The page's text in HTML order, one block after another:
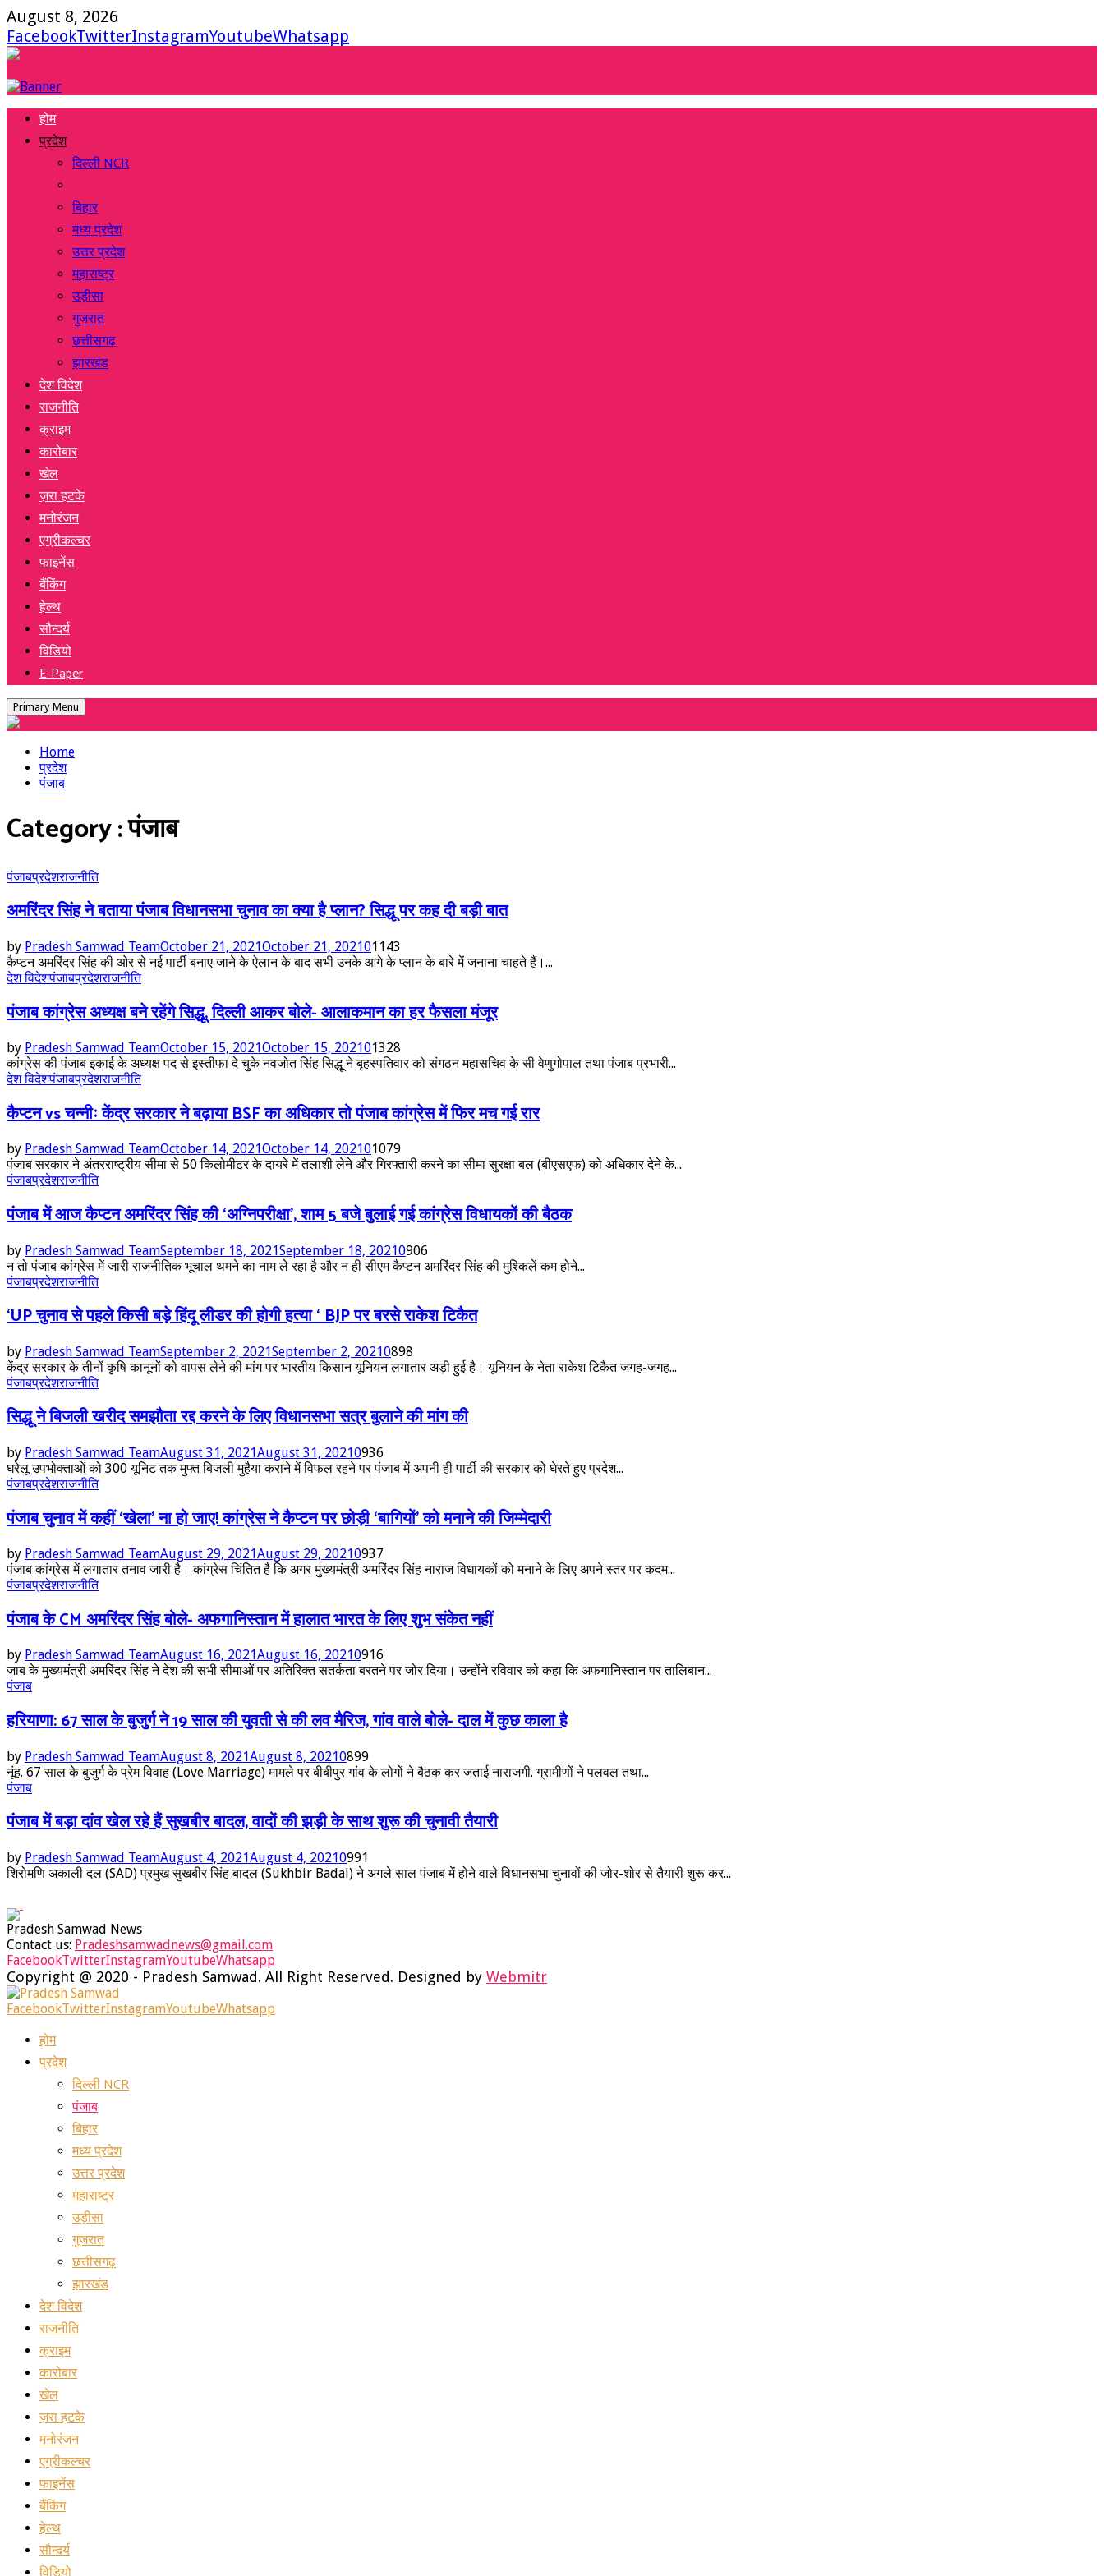
August 8, 2026
FacebookTwitterInstagramYoutubeWhatsapp
होम
प्रदेश
दिल्ली NCR
बिहार
मध्य प्रदेश
उत्तर प्रदेश
महाराष्ट्र
उड़ीसा
गुजरात
छत्तीसगढ़
झारखंड
देश विदेश
राजनीति
क्राइम
कारोबार
खेल
ज़रा हटके
मनोरंजन
एग्रीकल्चर
फाइनेंस
बैंकिंग
हेल्थ
सौन्दर्य
विडियो
E-Paper
Primary Menu
Home
प्रदेश
पंजाब
Category : पंजाब
पंजाबप्रदेशराजनीति
अमरिंदर सिंह ने बताया पंजाब विधानसभा चुनाव का क्या है प्लान? सिद्धू पर कह दी बड़ी बात
by Pradesh Samwad TeamOctober 21, 2021October 21, 202101143
कैप्टन अमरिंदर सिंह की ओर से नई पार्टी बनाए जाने के ऐलान के बाद सभी उनके आगे के प्लान के बारे में जनाना चाहते हैं।...
देश विदेशपंजाबप्रदेशराजनीति
पंजाब कांग्रेस अध्‍यक्ष बने रहेंगे सिद्धू, दिल्‍ली आकर बोले- आलाकमान का हर फैसला मंजूर
by Pradesh Samwad TeamOctober 15, 2021 October 15, 2021 01328
कांग्रेस की पंजाब इकाई के अध्यक्ष पद से इस्तीफा दे चुके नवजोत सिंह सिद्धू ने बृहस्पतिवार को संगठन महासचिव के सी वेणुगोपाल तथा पंजाब प्रभारी...
देश विदेशपंजाबप्रदेशराजनीति
कैप्टन vs चन्नीः केंद्र सरकार ने बढ़ाया BSF का अधिकार तो पंजाब कांग्रेस में फिर मच गई रार
by Pradesh Samwad TeamOctober 14, 2021 October 14, 2021 01079
पंजाब सरकार ने अंतरराष्ट्रीय सीमा से 50 किलोमीटर के दायरे में तलाशी लेने और गिरफ्तारी करने का सीमा सुरक्षा बल (बीएसएफ) को अधिकार देने के...
पंजाबप्रदेशराजनीति
पंजाब में आज कैप्टन अमरिंदर सिंह की ‘अग्निपरीक्षा’, शाम 5 बजे बुलाई गई कांग्रेस विधायकों की बैठक
by Pradesh Samwad TeamSeptember 18, 2021September 18, 20210906
न तो पंजाब कांग्रेस में जारी राजनीतिक भूचाल थमने का नाम ले रहा है और न ही सीएम कैप्टन अमरिंदर सिंह की मुश्किलें कम होने...
पंजाबप्रदेशराजनीति
‘UP चुनाव से पहले किसी बड़े हिंदू लीडर की होगी हत्‍या ‘ BJP पर बरसे राकेश टिकैत
by Pradesh Samwad TeamSeptember 2, 2021September 2, 20210898
केंद्र सरकार के तीनों कृषि कानूनों को वापस लेने की मांग पर भारतीय किसान यूनियन लगातार अड़ी हुई है। यूनियन के नेता राकेश टिकैत जगह-जगह...
पंजाबप्रदेशराजनीति
सिद्धू ने बिजली खरीद समझौता रद्द करने के लिए विधानसभा सत्र बुलाने की मांग की
by Pradesh Samwad TeamAugust 31, 2021August 31, 20210936
घरेलू उपभोक्ताओं को 300 यूनिट तक मुफ्त बिजली मुहैया कराने में विफल रहने पर पंजाब में अपनी ही पार्टी की सरकार को घेरते हुए प्रदेश...
पंजाबप्रदेशराजनीति
पंजाब चुनाव में कहीं ‘खेला’ ना हो जाए! कांग्रेस ने कैप्टन पर छोड़ी ‘बागियों’ को मनाने की जिम्मेदारी
by Pradesh Samwad TeamAugust 29, 2021 August 29, 2021 0937
पंजाब कांग्रेस में लगातार तनाव जारी है। कांग्रेस चिंतित है कि अगर मुख्यमंत्री अमरिंदर सिंह नाराज विधायकों को मनाने के लिए अपने स्तर पर कदम...
पंजाबप्रदेशराजनीति
पंजाब के CM अमरिंदर सिंह बोले- अफगानिस्तान में हालात भारत के लिए शुभ संकेत नहीं
by Pradesh Samwad TeamAugust 16, 2021 August 16, 2021 0916
जाब के मुख्यमंत्री अमरिंदर सिंह ने देश की सभी सीमाओं पर अतिरिक्त सतर्कता बरतने पर जोर दिया। उन्होंने रविवार को कहा कि अफगानिस्तान पर तालिबान...
पंजाब
हरियाणा: 67 साल के बुजुर्ग ने 19 साल की युवती से की लव मैरिज, गांव वाले बोले- दाल में कुछ काला है
by Pradesh Samwad TeamAugust 8, 2021August 8, 20210899
नूंह. 67 साल के बुजुर्ग के प्रेम विवाह (Love Marriage) मामले पर बीबीपुर गांव के लोगों ने बैठक कर जताई नाराजगी. ग्रामीणों ने पलवल तथा...
पंजाब
पंजाब में बड़ा दांव खेल रहे हैं सुखबीर बादल, वादों की झड़ी के साथ शुरू की चुनावी तैयारी
by Pradesh Samwad TeamAugust 4, 2021August 4, 20210991
शिरोमणि अकाली दल (SAD) प्रमुख सुखबीर सिंह बादल (Sukhbir Badal) ने अगले साल पंजाब में होने वाले विधानसभा चुनावों की जोर-शोर से तैयारी शुरू कर...
Pradesh Samwad News
Contact us: Pradeshsamwadnews@gmail.com
FacebookTwitterInstagramYoutubeWhatsapp
Copyright @ 2020 - Pradesh Samwad. All Right Reserved. Designed by Webmitr
FacebookTwitterInstagramYoutubeWhatsapp
होम
प्रदेश
दिल्ली NCR
पंजाब
बिहार
मध्य प्रदेश
उत्तर प्रदेश
महाराष्ट्र
उड़ीसा
गुजरात
छत्तीसगढ़
झारखंड
देश विदेश
राजनीति
क्राइम
कारोबार
खेल
ज़रा हटके
मनोरंजन
एग्रीकल्चर
फाइनेंस
बैंकिंग
हेल्थ
सौन्दर्य